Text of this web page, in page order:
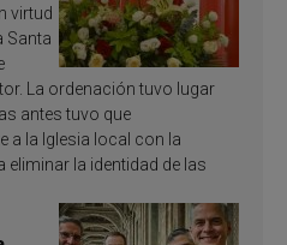
virtud
Santa
La ordenación tuvo lugar
antes tuvo que
a la Iglesia local con la
la identidad de las